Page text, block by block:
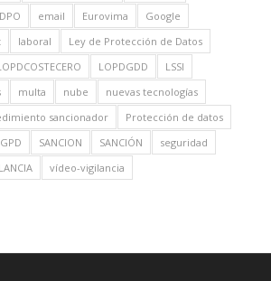
DPO email Eurovima
Google
laboral
Ley de Protección de Datos
LOPDGDD
LSSI
multa nube
nuevas tecnologías
sancionador
Protección de datos
SANCION SANCIÓN
seguridad
vídeo-vigilancia